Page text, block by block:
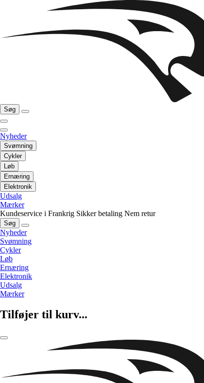
Søg
Nyheder
Svømning
Cykler
Løb
Ernæring
Elektronik
Udsalg
Mærker
Kundeservice i Frankrig Sikker betaling Nem retur
Søg
Nyheder
Svømning
Cykler
Løb
Ernæring
Elektronik
Udsalg
Mærker
Tilføjer til kurv...